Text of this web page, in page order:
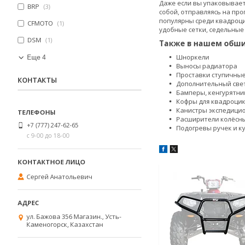
Даже если вы
собой, отправляясь на
популярны среди
удобные сетки,
Также в нашем
Шноркели
Выносы радиатора
Проставки ступичные
Дополнительный
Бамперы,
Кофры для
Канистры
Расширители
Подогревы ручек и
BRP
3
CFMOTO
1
DSM
1
Еще 4
КОНТАКТЫ
+7 (777) 247-62-65
с 9-00 до 18-00
Сергей Анатольевич
ул. Бажова 356 Магазин., Усть-
Каменогорск, Казахстан